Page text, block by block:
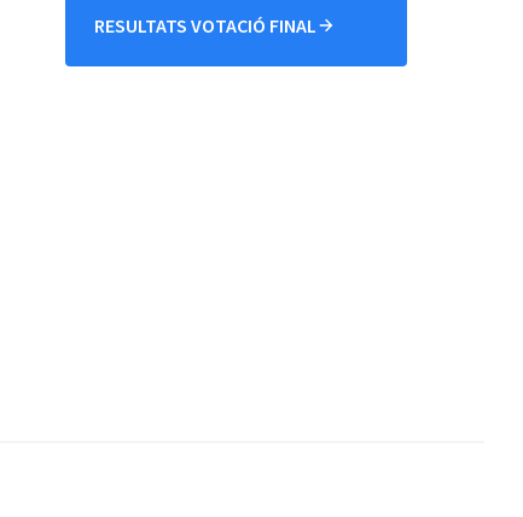
RESULTATS VOTACIÓ FINAL